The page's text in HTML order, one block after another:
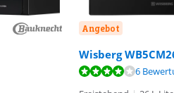
Angebot
Wisberg
6